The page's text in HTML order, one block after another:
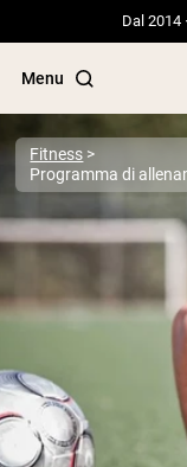
Dal 2014
Menu
Termini di ricerca
”Overnight Oats“
”Micellar Casein“
PROTEIN
Fitness